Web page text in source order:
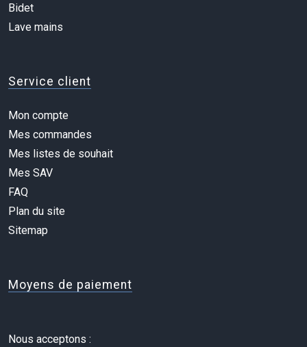
Bidet
Lave mains
Service client
Mon compte
Mes commandes
Mes listes de souhait
Mes SAV
FAQ
Plan du site
Sitemap
Moyens de paiement
Nous acceptons :